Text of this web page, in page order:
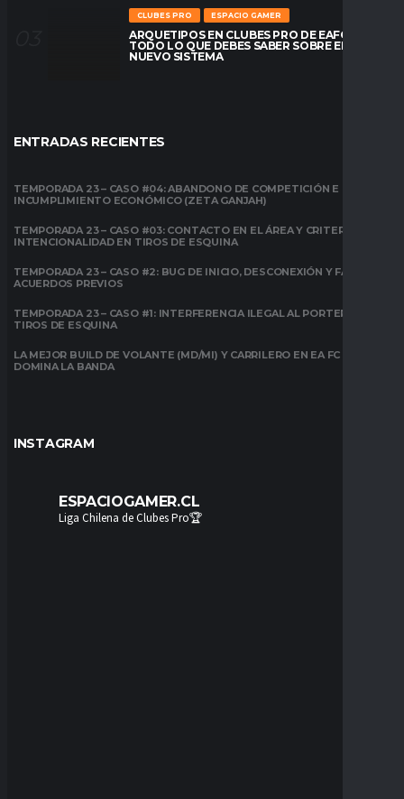
CLUBES PRO ESPACIO GAMER
ARQUETIPOS EN CLUBES PRO DE EAFC26:
TODO LO QUE DEBES SABER SOBRE EL
NUEVO SISTEMA
ENTRADAS RECIENTES
TEMPORADA 23 – CASO #04: ABANDONO DE COMPETICIÓN E
INCUMPLIMIENTO ECONÓMICO (ZETA GANJAH)
TEMPORADA 23 – CASO #03: CONTACTO EN EL ÁREA Y CRITERIO DE
INTENCIONALIDAD EN TIROS DE ESQUINA
TEMPORADA 23 – CASO #2: BUG DE INICIO, DESCONEXIÓN Y FALTA DE
ACUERDOS PREVIOS
TEMPORADA 23 – CASO #1: INTERFERENCIA ILEGAL AL PORTERO EN
TIROS DE ESQUINA
LA MEJOR BUILD DE VOLANTE (MD/MI) Y CARRILERO EN EA FC 26:
DOMINA LA BANDA
INSTAGRAM
ESPACIOGAMER.CL
Liga Chilena de Clubes Pro🏆